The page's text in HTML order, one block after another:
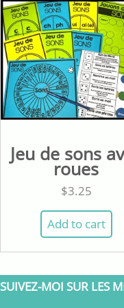
Jeu de sons
roues
$3.25
Add to cart
SUIVEZ-MOI SUR LES